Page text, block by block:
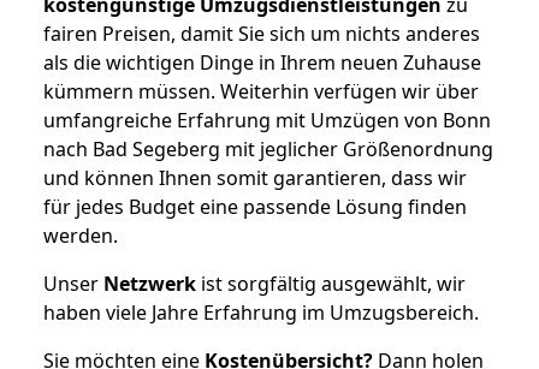
fairen Preisen, damit Sie sich um nichts anderes
als die wichtigen Dinge in Ihrem neuen Zuhause
kümmern müssen. Weiterhin verfügen wir über
umfangreiche Erfahrung mit Umzügen von Bonn
nach Bad Segeberg mit jeglicher Größenordnung
und können Ihnen somit garantieren, dass wir
für jedes Budget eine passende Lösung finden
werden.
Unser Netzwerk ist sorgfältig ausgewählt, wir
haben viele Jahre Erfahrung im Umzugsbereich.
Sie möchten eine Kostenübersicht? Dann holen